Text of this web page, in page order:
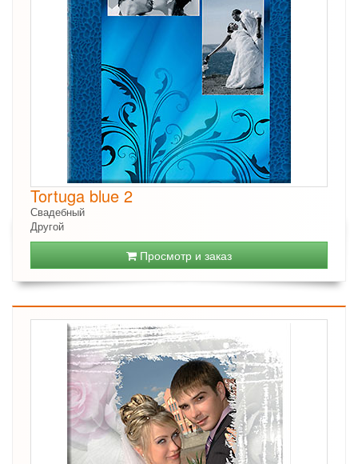
Tortuga blue 2
Свадебный
Другой
Просмотр и заказ